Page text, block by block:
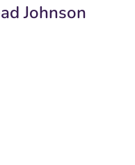
Johnson